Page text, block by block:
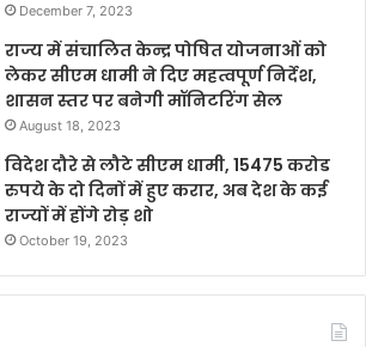
December 7, 2023
राज्य में संचालित केन्द्र पोषित योजनाओं को
लेकर सीएम धामी ने दिए महत्वपूर्ण निर्देश,
शासन स्तर पर बनेगी मॉनिटरिंग सेल
August 18, 2023
विदेश दौरे से लौटे सीएम धामी, 15475 करोड
रुपये के दो दिनों में हुए करार, अब देश के कई
राज्यों में होंगे रोड़ शो
October 19, 2023